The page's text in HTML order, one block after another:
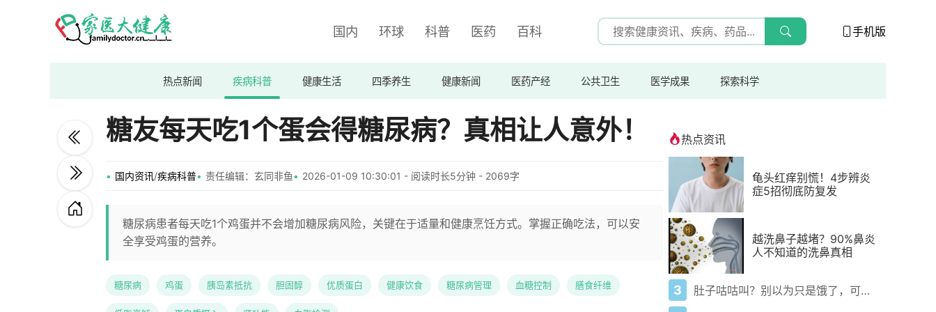
国内 环球 科普 医药 百科 手机版
热点新闻 疾病科普 健康生活 四季养生 健康新闻 医药产经 公共卫生 医学成果 探索科学
糖友每天吃1个蛋会得糖尿病？真相让人意外！
国内资讯/疾病科普 责任编辑：玄同非鱼​ 2026-01-09 10:30:01 - 阅读时长5分钟 - 2069字
糖尿病患者每天吃1个鸡蛋并不会增加糖尿病风险，关键在于适量和健康烹饪方式。掌握正确吃法，可以安
全享受鸡蛋的营养。
糖尿病 鸡蛋 胰岛素抵抗 胆固醇 优质蛋白 健康饮食 糖尿病管理 血糖控制 膳食纤维
热点资讯
龟头红痒别慌！4步辨炎
症5招彻底防复发
越洗鼻子越堵？90%鼻炎
人不知道的洗鼻真相
3 肚子咕咕叫？别以为只是饿了，可能是身体在求救！